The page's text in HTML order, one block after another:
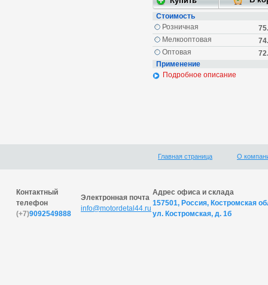
Стоимость
Розничная
Мелкооптовая
Оптовая
Применение
Подробное описание
Главная страница О
Контактный
телефон
(+7)9092549888
Электронная почта
info@motordetal44.ru
Адрес офиса и склада
157501, Россия, Костромская
ул. Костромская, д. 1б